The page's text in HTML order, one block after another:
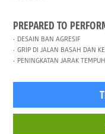
PREPARED TO
DESAIN BAN AGRESIF
GRIP DI JALAN BASAH DAN
PENINGKATAN JARAK TEMPUH